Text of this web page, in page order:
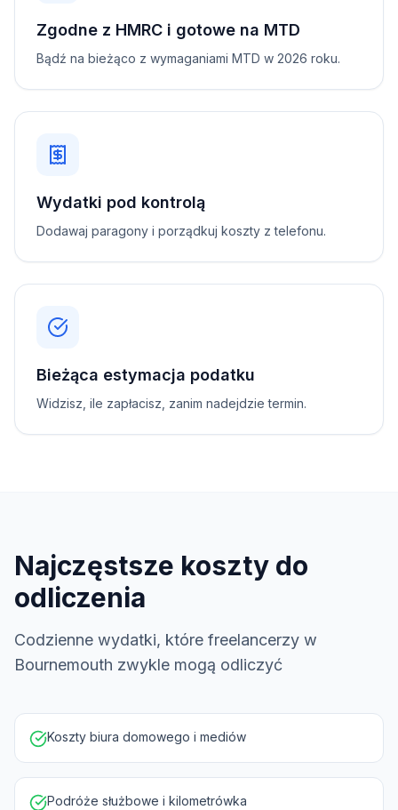
Zgodne z HMRC i gotowe na MTD
Bądź na bieżąco z wymaganiami MTD w 2026 roku.
Wydatki pod kontrolą
Dodawaj paragony i porządkuj koszty z telefonu.
Bieżąca estymacja podatku
Widzisz, ile zapłacisz, zanim nadejdzie termin.
Najczęstsze koszty do
odliczenia
Codzienne wydatki, które freelancerzy w
Bournemouth zwykle mogą odliczyć
Koszty biura domowego i mediów
Podróże służbowe i kilometrówka